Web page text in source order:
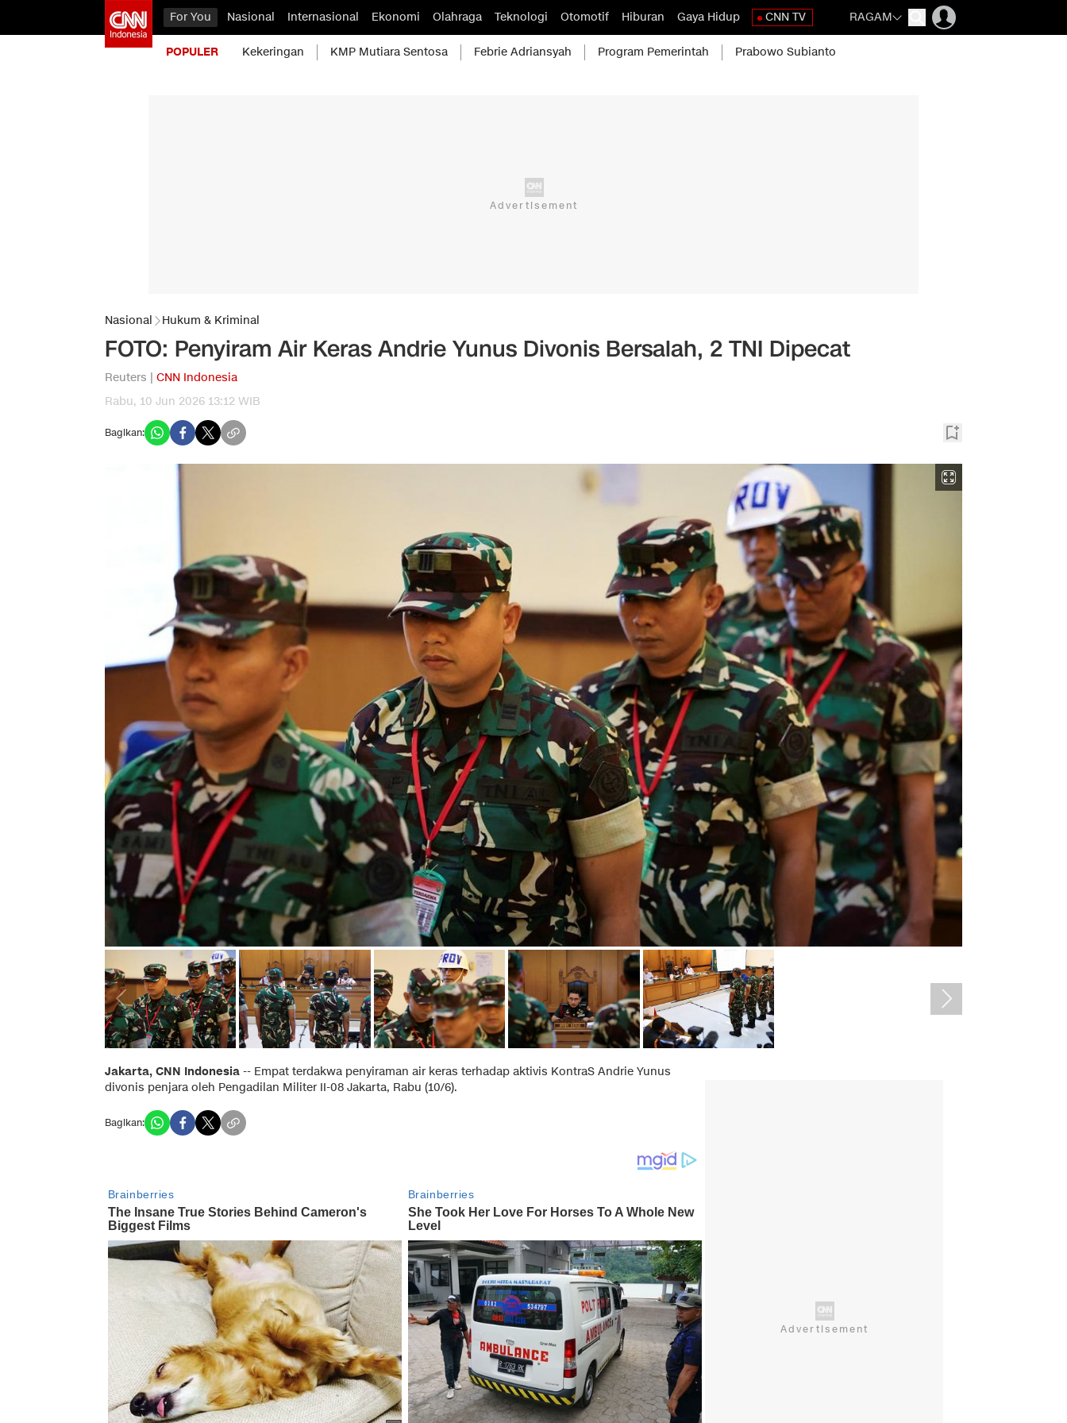
For You Nasional Internasional Ekonomi Olahraga Teknologi Otomotif Hiburan Gaya Hidup CNN TV RAGAM
POPULER Kekeringan KMP Mutiara Sentosa Febrie Adriansyah Program Pemerintah Prabowo Subianto
Nasional Hukum & Kriminal
FOTO: Penyiram Air Keras Andrie Yunus Divonis Bersalah, 2 TNI Dipecat
Reuters | CNN Indonesia
Rabu, 10 Jun 2026 13:12 WIB
Bagikan:
Jakarta, CNN Indonesia -- Empat terdakwa penyiraman air keras terhadap aktivis KontraS Andrie Yunus
divonis penjara oleh Pengadilan Militer II-08 Jakarta, Rabu (10/6).
Bagikan: